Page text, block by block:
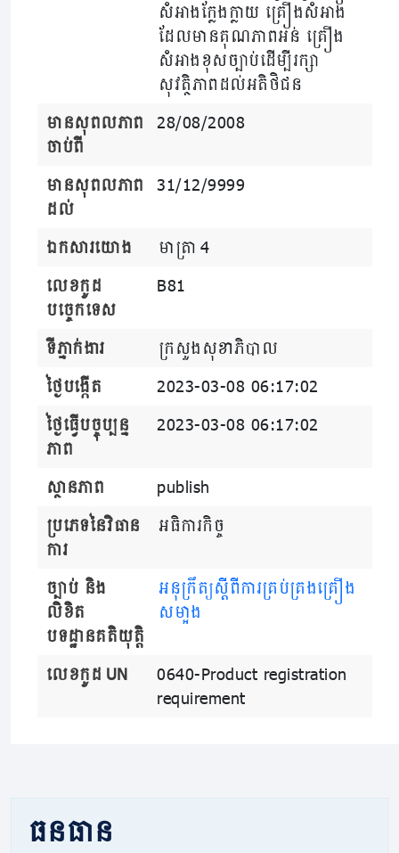
សំអាងក្លែងក្លាយ គ្រឿងសំអាង
ដែលមានគុណភាពអន់ គ្រឿង
សំអាងខុសច្បាប់ដើម្បីរក្សា
សុវត្ថិភាពដល់អតិថិជន
មានសុពលភាព
ចាប់ពី
28/08/2008
មានសុពលភាព
ដល់
31/12/9999
ឯកសារយោង
មាត្រា 4
លេខកូដ
បច្ចេកទេស
B81
ទីភ្នាក់ងារ
ក្រសួងសុខាភិបាល
ថ្ងៃបង្កើត
2023-03-08 06:17:02
ថ្ងៃធ្វើបច្ចុប្បន្ន
ភាព
2023-03-08 06:17:02
ស្ថានភាព
publish
ប្រភេទនៃវិធាន
ការ
អធិការកិច្ច
ច្បាប់ និង
លិខិត
បទដ្ឋានគតិយុត្តិ
អនុក្រឹត្យស្តីពីការគ្រប់គ្រងគ្រឿង
សម្អាង
លេខកូដ UN
0640-Product registration
requirement
ធនធាន